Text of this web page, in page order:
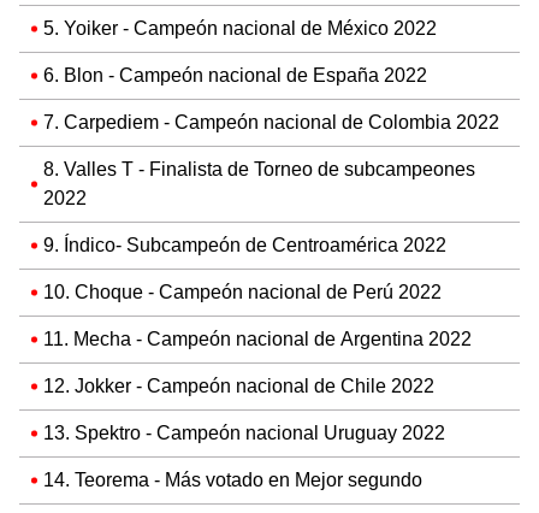
5. Yoiker - Campeón nacional de México 2022
6. Blon - Campeón nacional de España 2022
7. Carpediem - Campeón nacional de Colombia 2022
8. Valles T - Finalista de Torneo de subcampeones
2022
9. Índico- Subcampeón de Centroamérica 2022
10. Choque - Campeón nacional de Perú 2022
11. Mecha - Campeón nacional de Argentina 2022
12. Jokker - Campeón nacional de Chile 2022
13. Spektro - Campeón nacional Uruguay 2022
14. Teorema - Más votado en Mejor segundo